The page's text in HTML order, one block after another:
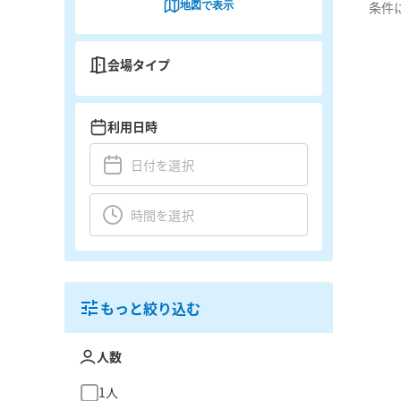
条件
地図で表示
会場タイプ
利用日時
もっと絞り込む
人数
1人